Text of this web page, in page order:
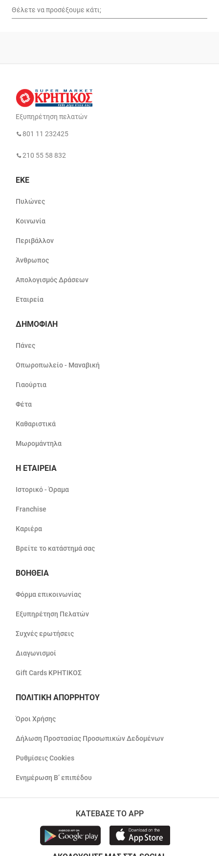
Εξυπηρέτηση πελατών
801 11 232425
210 55 58 832
ΕΚΕ
Πυλώνες
Κοινωνία
Περιβάλλον
Άνθρωπος
Απολογισμός Δράσεων
Εταιρεία
ΔΗΜΟΦΙΛΗ
Πάνες
Οπωροπωλείο - Μαναβική
Γιαούρτια
Φέτα
Καθαριστικά
Μωρομάντηλα
Η ΕΤΑΙΡΕΙΑ
Ιστορικό - Όραμα
Franchise
Καριέρα
Βρείτε το κατάστημά σας
ΒΟΗΘΕΙΑ
Φόρμα επικοινωνίας
Εξυπηρέτηση Πελατών
Συχνές ερωτήσεις
Διαγωνισμοί
Gift Cards ΚΡΗΤΙΚΟΣ
ΠΟΛΙΤΙΚΗ ΑΠΟΡΡΗΤΟΥ
Όροι Χρήσης
Δήλωση Προστασίας Προσωπικών Δεδομένων
Ρυθμίσεις Cookies
Ενημέρωση Β’ επιπέδου
ΚΑΤΕΒΑΣΕ ΤΟ APP